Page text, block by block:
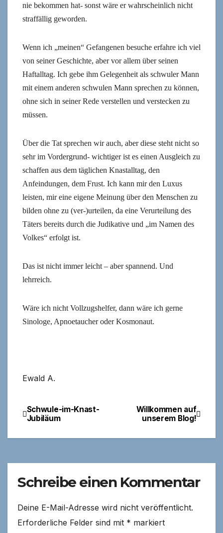
nie bekommen hat- sonst wäre er wahrscheinlich nicht
straffällig geworden.
Wenn ich „meinen“ Gefangenen besuche erfahre ich viel
von seiner Geschichte, aber vor allem über seinen
Haftalltag. Ich gebe ihm Gelegenheit als schwuler Mann
mit einem anderen schwulen Mann sprechen zu können,
ohne sich in seiner Rede verstellen und verstecken zu
müssen.
Über die Tat sprechen wir auch, aber diese steht nicht so
sehr im Vordergrund- wichtiger ist es einen Ausgleich zu
schaffen aus dem täglichen Knastalltag, den
Anfeindungen, dem Frust. Ich kann mir den Luxus
leisten, mir eine eigene Meinung über den Menschen zu
bilden ohne zu (ver-)urteilen, da eine Verurteilung des
Täters bereits durch die Judikative und „im Namen des
Volkes“ erfolgt ist.
Das ist nicht immer leicht – aber spannend. Und
lehrreich.
Wäre ich nicht Vollzugshelfer, dann wäre ich gerne
Sinologe, Apnoetaucher oder Kosmonaut.
Ewald A.
BeitragsnavigationWillkommen auf
unserem Blog!
Schwule-im-Knast-
Jubiläum
Schreibe einen Kommentar
Deine E-Mail-Adresse wird nicht veröffentlicht.
Erforderliche Felder sind mit * markiert